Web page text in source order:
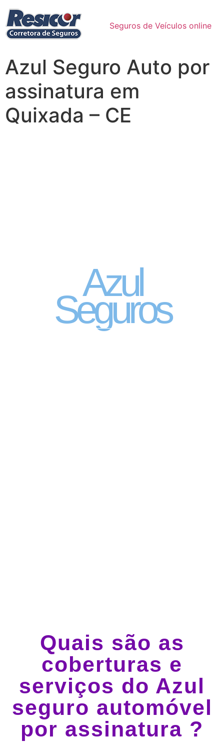
Seguros de Veículos online
Azul Seguro Auto por
assinatura em
Quixada – CE
Azul
Seguros
Quais são as
coberturas e
serviços do Azul
seguro automóvel
por assinatura ?